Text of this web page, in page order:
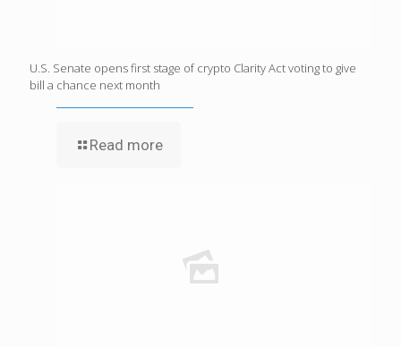
U.S. Senate opens first stage of crypto Clarity Act voting to give
bill a chance next month
Read more